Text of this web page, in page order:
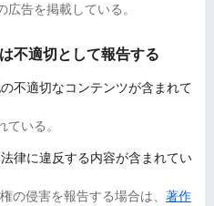
ア
オ
告を掲載している。
不適切として報告する
不適切なコンテンツが含まれて
いる。
律に違反する内容が含まれてい
の侵害を報告する場合は、 著作